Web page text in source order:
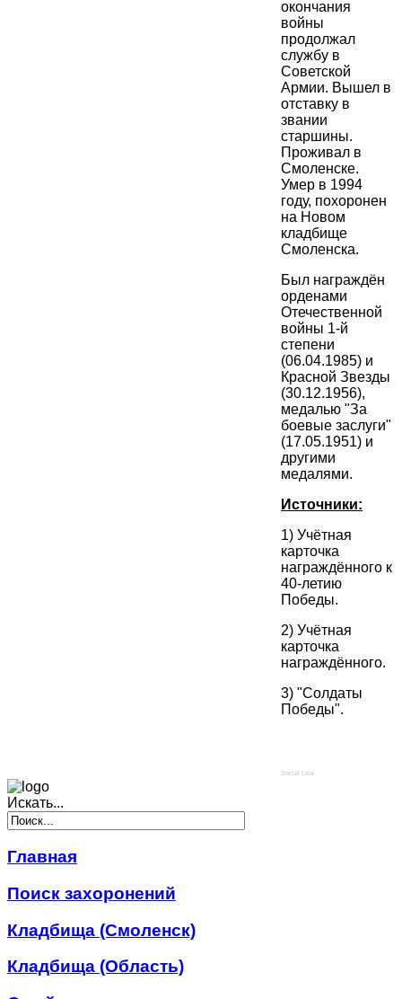
окончания
войны
продолжал
службу в
Советской
Армии. Вышел в
отставку в
звании
старшины.
Проживал в
Смоленске.
Умер в 1994
году, похоронен
на Новом
кладбище
Смоленска.
Был награждён
орденами
Отечественной
войны 1-й
степени
(06.04.1985) и
Красной Звезды
(30.12.1956),
медалью "За
боевые заслуги"
(17.05.1951) и
другими
медалями.
Источники:
1) Учётная
карточка
награждённого к
40-летию
Победы.
2) Учётная
карточка
награждённого.
3) "Солдаты
Победы".
Social Like
Искать...
Главная
Поиск захоронений
Кладбища (Смоленск)
Кладбища (Область)